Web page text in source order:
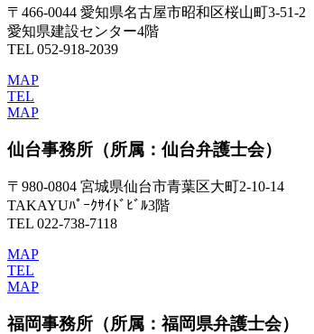
〒466-0044 愛知県名古屋市昭和区桜山町3-51-2
愛知県建設センター4階
TEL 052-918-2039
MAP
TEL
MAP
仙台事務所 （所属：仙台弁護士会）
〒980-0804 宮城県仙台市青葉区大町2-10-14
TAKAYUﾊﾟｰｸｻｲﾄﾞﾋﾞﾙ3階
TEL 022-738-7118
MAP
TEL
MAP
福岡事務所 （所属：福岡県弁護士会）